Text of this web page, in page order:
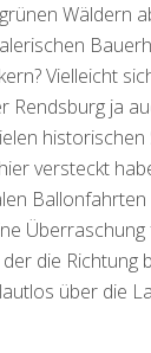
Wäldern
Vielleicht
Rendsburg ja
historischen
versteckt
die Richtung
über die